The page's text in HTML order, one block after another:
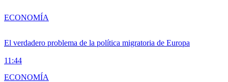
El verdadero problema de la política migratoria de Europa
11:44
ECONOMÍA
ECONOMÍA